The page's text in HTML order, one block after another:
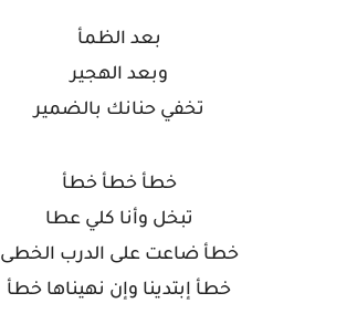
بعد الظمأ
وبعد الهجير
تخفي حنانك بالضمير
خطأ خطأ خطأ
تبخل وأنا كلي عطا
خطأ ضاعت على الدرب الخطى
خطأ إبتدينا وإن نهيناها خطأ